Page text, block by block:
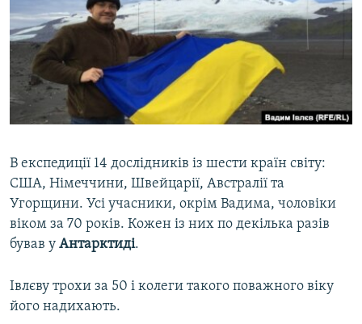
В експедиції 14 дослідників із шести країн світу:
США, Німеччини, Швейцарії, Австралії та
Угорщини. Усі учасники, окрім Вадима, чоловіки
віком за 70 років. Кожен із них по декілька разів
бував у Антарктиді.
Івлєву трохи за 50 і колеги такого поважного віку
його надихають.